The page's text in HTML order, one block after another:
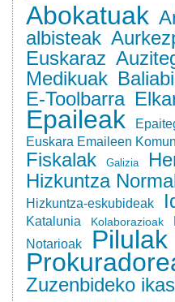
Abokatuak
albisteak
Euskaraz
Medikuak
E-Toolbarra
Epaileak
Euskara Emaileen
Fiskalak Galizia
Hizkuntza
Hizkuntza-eskubideak
Katalunia Kolaborazioak
Notarioak
Pilulak
Zuzenbideko